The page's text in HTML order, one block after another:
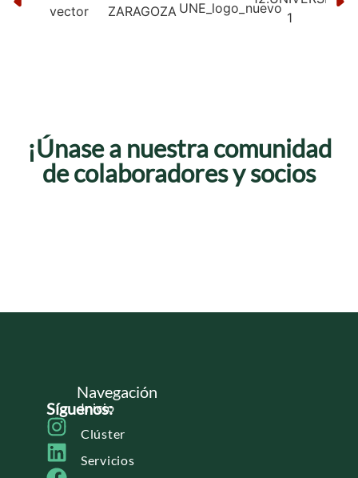
¡Únase a nuestra comunidad
de colaboradores y socios
Síguenos:
Navegación
Inicio
Clúster
Servicios